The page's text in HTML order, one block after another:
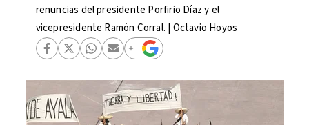
renuncias del presidente Porfirio Díaz y el
vicepresidente Ramón Corral. | Octavio Hoyos